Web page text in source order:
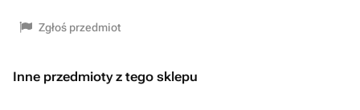
Zgłoś przedmiot
Inne przedmioty z tego sklepu